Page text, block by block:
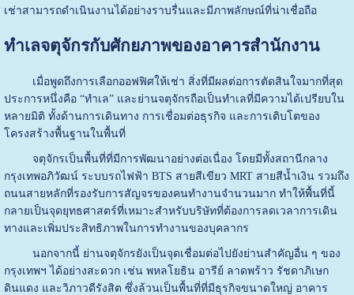
เช่าสามารถดำเนินงานได้อย่างราบรื่นและมีภาพลักษณ์ที่น่าเชื่อถือ
ทำเลจตุจักรกับศักยภาพของอาคารสำนักงาน
เมื่อพูดถึงการเลือกออฟฟิศให้เช่า สิ่งที่มีผลต่อการตัดสินใจมากที่สุด
ประการหนึ่งคือ “ทำเล” และย่านจตุจักรถือเป็นทำเลที่มีความได้เปรียบใน
หลายมิติ ทั้งด้านการเดินทาง การเชื่อมต่อธุรกิจ และการเติบโตของ
โครงสร้างพื้นฐานในพื้นที่
จตุจักรเป็นพื้นที่ที่มีการพัฒนาอย่างต่อเนื่อง โดยมีทั้งสถานีกลาง
กรุงเทพอภิวัฒน์ ระบบรถไฟฟ้า BTS สายสีเขียว MRT สายสีน้ำเงิน รวมถึง
ถนนสายหลักที่รองรับการสัญจรของคนทำงานจำนวนมาก ทำให้พื้นที่นี้
กลายเป็นจุดยุทธศาสตร์ที่เหมาะสำหรับบริษัทที่ต้องการลดเวลาการเดิน
ทางและเพิ่มประสิทธิภาพในการทำงานของบุคลากร
นอกจากนี้ ย่านจตุจักรยังเป็นจุดเชื่อมต่อไปยังย่านสำคัญอื่น ๆ ของ
กรุงเทพฯ ได้อย่างสะดวก เช่น พหลโยธิน อารีย์ ลาดพร้าว รัชดาภิเษก
ดินแดง และวิภาวดีรังสิต ซึ่งล้วนเป็นพื้นที่ที่มีธุรกิจขนาดใหญ่ อาคาร